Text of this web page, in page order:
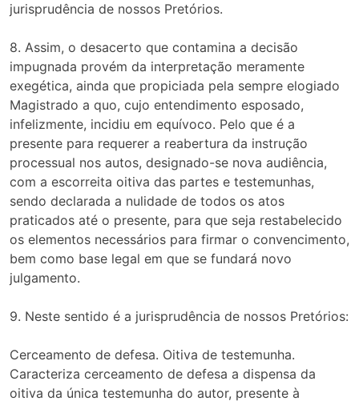
jurisprudência de nossos Pretórios.
8. Assim, o desacerto que contamina a decisão
impugnada provém da interpretação meramente
exegética, ainda que propiciada pela sempre elogiado
Magistrado a quo, cujo entendimento esposado,
infelizmente, incidiu em equívoco. Pelo que é a
presente para requerer a reabertura da instrução
processual nos autos, designado-se nova audiência,
com a escorreita oitiva das partes e testemunhas,
sendo declarada a nulidade de todos os atos
praticados até o presente, para que seja restabelecido
os elementos necessários para firmar o convencimento,
bem como base legal em que se fundará novo
julgamento.
9. Neste sentido é a jurisprudência de nossos Pretórios:
Cerceamento de defesa. Oitiva de testemunha.
Caracteriza cerceamento de defesa a dispensa da
oitiva da única testemunha do autor, presente à